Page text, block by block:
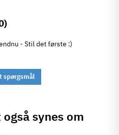
- Stil det første :)
spørgsmål
synes om